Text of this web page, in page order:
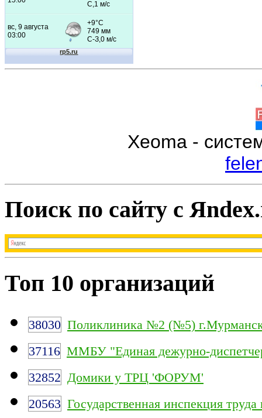
Xeoma -
Поиск по сайту с
Топ 10 организаций
38030 Поликлиника №2 (№5)
37116 ММБУ "Единая дежурно-
32852 Домики у ТРЦ 'ФОРУМ'
20563 Государственная инспекция